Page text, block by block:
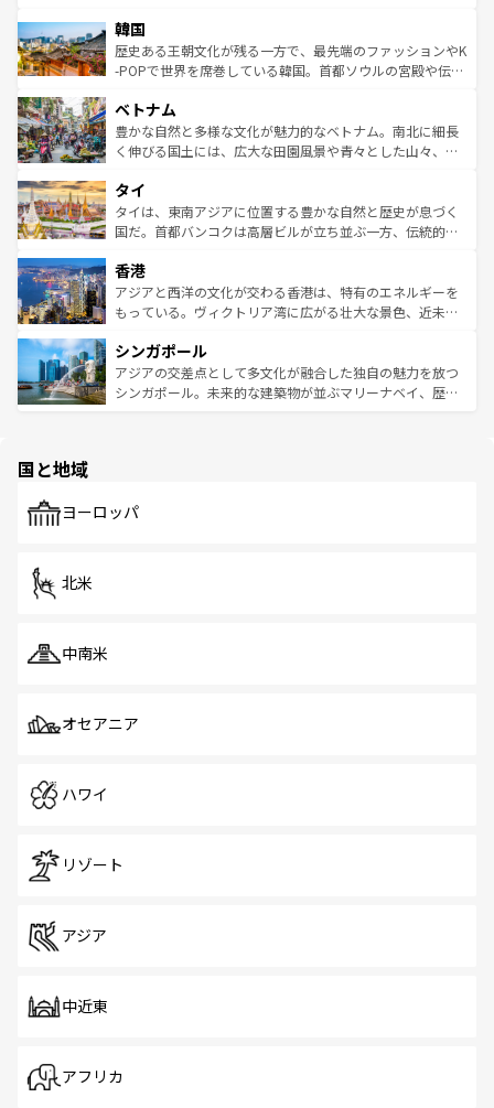
ワイを、存分に味わってほしい。 なお、新着のハワイ情報
はコンテンツ一覧を参照してほしい。
いる。アクティビティも充実しており、サーフィンやダイ
ビング、ハイキングなど、アウトドア好きにはたまらな
い。オーストラリアの多彩な魅力を存分に味わいつくそ
参照してほしい。
ン）、静ひつな山岳地帯である台湾東部など、都市の喧騒
と山間の静けさが共存しており、訪れる人に新しい発見と
驚きをもたらしてくれる。また、奥深い台湾の食文化も魅
容にもいいと評判のスイーツなど、バラエティ豊かな料理
が味わえる。 なお、新着の台湾情報は コンテンツ一覧を参
照してほしい。
韓国
歴史ある王朝文化が残る一方で、最先端のファッションやK
-POPで世界を席巻している韓国。首都ソウルの宮殿や伝統
き、地方に足を延ばせば四季折々の自然美を楽しむことが
できる。そして、キムチや焼肉、絶品のストリートフード
まで、さまざまな韓国料理が待っている。夜には、韓国な
リティに包まれながら、韓国の多彩な魅力を心ゆくまで味
わってみてほしい。 なお、新着の韓国情報はコンテンツ一
覧を参照してほしい。
ベトナム
豊かな自然と多様な文化が魅力的なベトナム。南北に細長
く伸びる国土には、広大な田園風景や青々とした山々、世
急速な発展と共に伝統が息づく。ハノイの古い町並みやホ
ーチミン市のフランス統治時代の建物も、独特の雰囲気を
醸し出している。また、バラエティの豊かさとおいしさで
とつ。フォーやバインミー、ベトナムコーヒーなどは、ぜ
ひ現地で味わいたい。どの地域を訪れてもあたたかい人々
が旅行者を迎えてくれるので、きっと忘れられない旅にな
参照してほしい。
タイ
タイは、東南アジアに位置する豊かな自然と歴史が息づく
国だ。首都バンコクは高層ビルが立ち並ぶ一方、伝統的な
の活気が交差している。北部ではチェンマイなどの山岳地
帯で自然と触れ合い、南部ではプーケットやクラビの美し
いビーチでリゾート気分を楽しむことができる。タイ料理
激する。気候は一年中温暖で、どの季節にも異なる楽しみ
が待っている。親しみやすいタイの人々、仏教を中心とし
た文化、そして多様な観光資源が、訪れる旅人を魅了し続
香港
アジアと西洋の文化が交わる香港は、特有のエネルギーを
もっている。ヴィクトリア湾に広がる壮大な景色、近未来
み、どこを訪れても感動するはず。観光スポットが密集し
ており、効率よく見どころを回れるのも魅力。息をのむよ
うな絶景から文化的な体験まで、香港を存分に楽しみ尽く
シンガポール
アジアの交差点として多文化が融合した独自の魅力を放つ
シンガポール。未来的な建築物が並ぶマリーナベイ、歴史
で、ホーカーズは地元の風情を楽しめる外せないスポット
国と地域
ヨーロッパ
北米
中南米
オセアニア
ハワイ
リゾート
アジア
中近東
アフリカ